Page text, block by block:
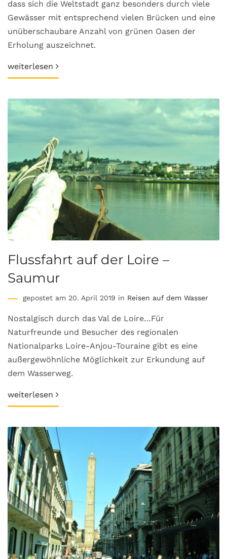
dass sich die Weltstadt ganz besonders durch viele
Gewässer mit entsprechend vielen Brücken und eine
unüberschaubare Anzahl von grünen Oasen der
Erholung auszeichnet.
weiterlesen
Flussfahrt auf der Loire –
Saumur
gepostet am 20. April 2019 in Reisen auf dem Wasser
Nostalgisch durch das Val de Loire…Für
Naturfreunde und Besucher des regionalen
Nationalparks Loire-Anjou-Touraine gibt es eine
außergewöhnliche Möglichkeit zur Erkundung auf
dem Wasserweg.
weiterlesen